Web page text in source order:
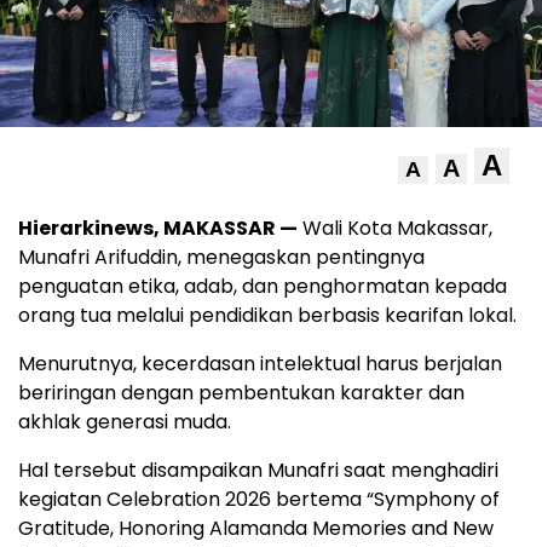
A A A
Hierarkinews, MAKASSAR — Wali Kota Makassar,
Munafri Arifuddin, menegaskan pentingnya
penguatan etika, adab, dan penghormatan kepada
orang tua melalui pendidikan berbasis kearifan lokal.
Menurutnya, kecerdasan intelektual harus berjalan
beriringan dengan pembentukan karakter dan
akhlak generasi muda.
Hal tersebut disampaikan Munafri saat menghadiri
kegiatan Celebration 2026 bertema “Symphony of
Gratitude, Honoring Alamanda Memories and New